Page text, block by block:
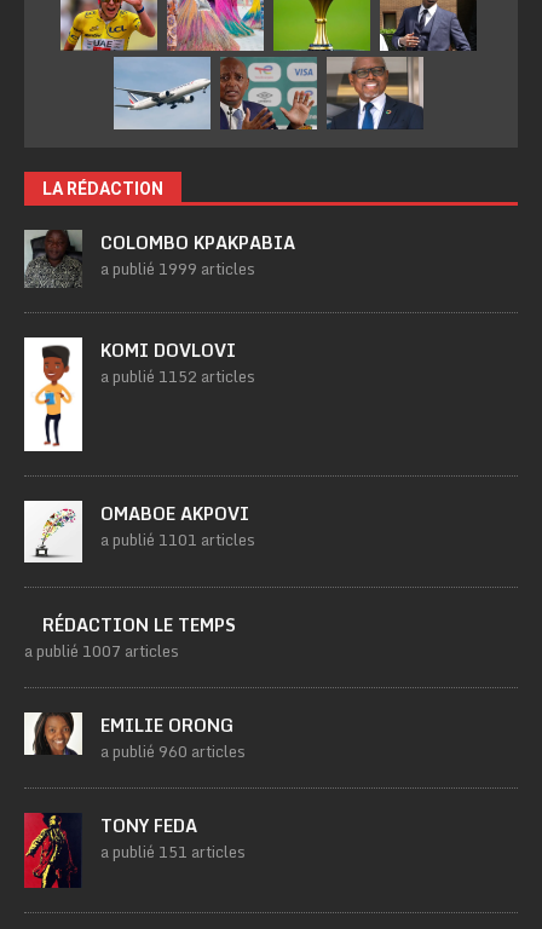
LA RÉDACTION
COLOMBO KPAKPABIA
a publié 1999 articles
KOMI DOVLOVI
a publié 1152 articles
OMABOE AKPOVI
a publié 1101 articles
RÉDACTION LE TEMPS
a publié 1007 articles
EMILIE ORONG
a publié 960 articles
TONY FEDA
a publié 151 articles